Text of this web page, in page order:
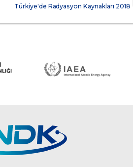
Türkiye'de Radyasyon Kaynakları 2018